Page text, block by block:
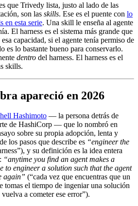
que Trivedy lista, justo al lado de las
son las skills. Ese es el puente con lo
en esta serie. Una skill le enseña al agente
El harness es el sistema más grande que
capacidad, si el agente tenía permiso de
es lo bastante bueno para conservarlo.
dentro del harness. El harness es el
skills.
apareció en 2026
Hashimoto — la persona detrás de
de HashiCorp — que lo nombró en
sobre su propia adopción, lenta y
los pasos que describe es “engineer the
y su definición es la idea entera
“anytime you find an agent makes a
to engineer a solution such that the agent
again” (“cada vez que encuentras que un
tomas el tiempo de ingeniar una solución
a cometer ese error”).